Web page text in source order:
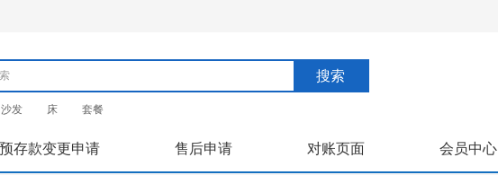
搜索
沙发 床 套餐
预存款变更申请 售后申请 对账页面 会员中心